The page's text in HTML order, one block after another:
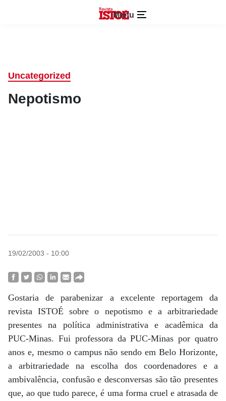
Menu
Uncategorized
Nepotismo
19/02/2003 - 10:00
Gostaria de parabenizar a excelente reportagem da
revista ISTOÉ sobre o nepotismo e a arbitrariedade
presentes na política administrativa e acadêmica da
PUC-Minas. Fui professora da PUC-Minas por quatro
anos e, mesmo o campus não sendo em Belo Horizonte,
a arbitrariedade na escolha dos coordenadores e a
ambivalência, confusão e desconversas são tão presentes
que, ao que tudo parece, é uma forma cruel e atrasada de